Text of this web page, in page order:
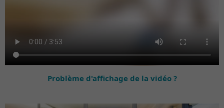
Problème d'affichage de la vidéo ?